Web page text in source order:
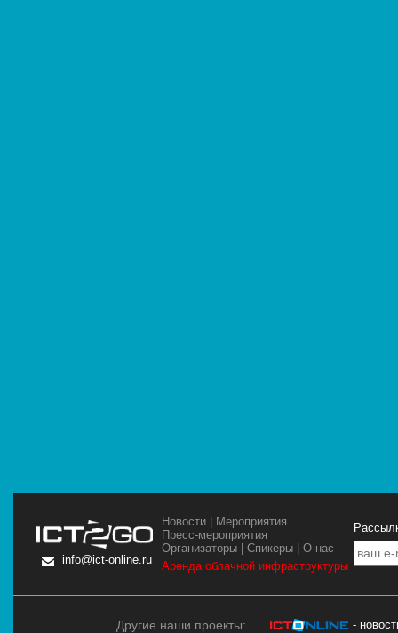
info@ict-online.ru
Новости | Мероприятия
Пресс-мероприятия
Организаторы |Спикеры |О нас
Аренда облачной инфраструктуры
Другие наши проекты: -